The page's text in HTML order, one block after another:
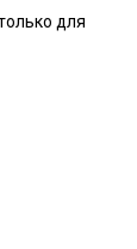
для